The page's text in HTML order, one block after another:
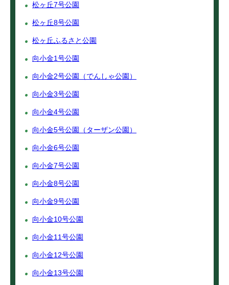
松ヶ丘7号公園
松ヶ丘8号公園
松ヶ丘ふるさと公園
向小金1号公園
向小金2号公園（でんしゃ公園）
向小金3号公園
向小金4号公園
向小金5号公園（ターザン公園）
向小金6号公園
向小金7号公園
向小金8号公園
向小金9号公園
向小金10号公園
向小金11号公園
向小金12号公園
向小金13号公園